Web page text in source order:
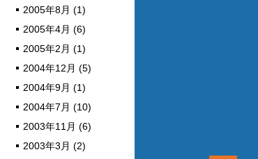
2005年8月 (1)
2005年4月 (6)
2005年2月 (1)
2004年12月 (5)
2004年9月 (1)
2004年7月 (10)
2003年11月 (6)
2003年3月 (2)